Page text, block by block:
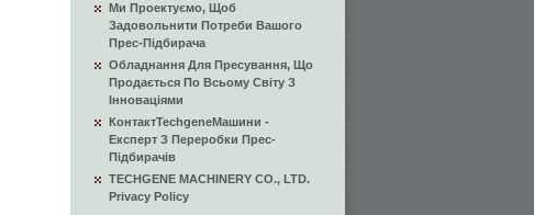
Ми Проектуємо, Щоб
Задовольнити Потреби Вашого
Прес-Підбирача
Обладнання Для Пресування, Що
Продається По Всьому Світу З
Інноваціями
КонтактTechgeneМашини -
Експерт З Переробки Прес-
Підбирачів
TECHGENE MACHINERY CO., LTD.
Privacy Policy